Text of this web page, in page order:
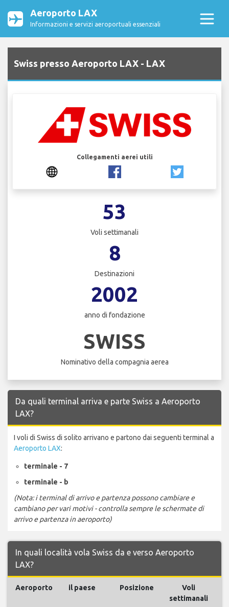
Aeroporto LAX
Informazioni e servizi aeroportuali essenziali
Swiss presso Aeroporto LAX - LAX
Collegamenti aerei utili
53
Voli settimanali
8
Destinazioni
2002
anno di fondazione
SWISS
Nominativo della compagnia aerea
Da quali terminal arriva e parte Swiss a Aeroporto
LAX?
I voli di Swiss di solito arrivano e partono dai seguenti terminal a
Aeroporto LAX:
terminale - 7
terminale - b
(Nota: i terminal di arrivo e partenza possono cambiare e
cambiano per vari motivi - controlla sempre le schermate di
arrivo e partenza in aeroporto)
In quali località vola Swiss da e verso Aeroporto
LAX?
Aeroporto il paese Posizione
Voli
settimanali